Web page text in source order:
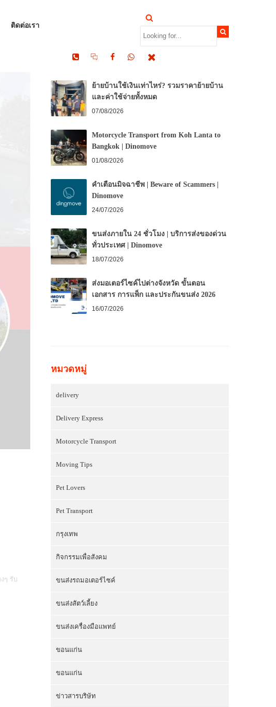
ติดต่อเรา
ๆ รับ
RECENT POSTS
ย้ายบ้านใช้เงินเท่าไหร่? รวมราคาย้ายบ้าน
และค่าใช้จ่ายทั้งหมด
07/08/2026
Motorcycle Transport from Koh Lanta to
Bangkok | Dinomove
01/08/2026
คำเตือนมิจฉาชีพ | Beware of Scammers |
Dinomove
24/07/2026
ขนส่งภายใน 24 ชั่วโมง | บริการส่งของด่วน
ทั่วประเทศ | Dinomove
18/07/2026
ส่งมอเตอร์ไซค์ไปต่างจังหวัด ขั้นตอน
เอกสาร การแพ็ก และประกันขนส่ง 2026
16/07/2026
หมวดหมู่
delivery
Delivery Express
Motorcycle Transport
Moving Tips
Pet Lovers
Pet Transport
กรุงเทพ
กิจกรรมเพื่อสังคม
ขนส่งรถมอเตอร์ไซค์
ขนส่งสัตว์เลี้ยง
ขนส่งเครื่องมือแพทย์
ขอนแก่น
ขอนแก่น
ข่าวสารบริษัท